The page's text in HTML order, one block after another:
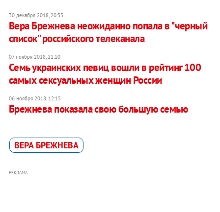
30 декабря 2018, 20:35
Вера Брежнева неожиданно попала в "черный
список" российского телеканала
07 ноября 2018, 11:10
Семь украинских певиц вошли в рейтинг 100
самых сексуальных женщин России
06 ноября 2018, 12:15
Брежнева показала свою большую семью
ВЕРА БРЕЖНЕВА
РЕКЛАМА